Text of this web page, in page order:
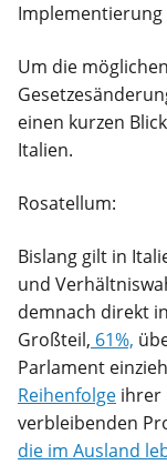
Um die
einen kurzen
Italien.
Rosatellum:
Bislang gilt in
und
demnach direkt
Großteil, 61%,
Parlament
Reihenfolge ihrer
verbleibenden
die im Ausland